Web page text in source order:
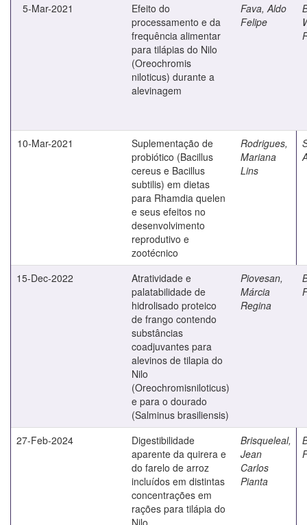
5-Mar-2021
Efeito do
processamento e da
frequência alimentar
para tilápias do Nilo
(Oreochromis
niloticus) durante a
alevinagem
Fava, Aldo
Felipe
10-Mar-2021
Suplementação de
probiótico (Bacillus
cereus e Bacillus
subtilis) em dietas
para Rhamdia quelen
e seus efeitos no
desenvolvimento
reprodutivo e
zootécnico
Rodrigues,
Mariana
Lins
15-Dec-2022
Atratividade e
palatabilidade de
hidrolisado proteico
de frango contendo
substâncias
coadjuvantes para
alevinos de tilapia do
Nilo
(Oreochromisniloticus)
e para o dourado
(Salminus brasiliensis)
Piovesan,
Márcia
Regina
27-Feb-2024
Digestibilidade
aparente da quirera e
do farelo de arroz
incluídos em distintas
concentrações em
rações para tilápia do
Nilo
Brisqueleal,
Jean
Carlos
Pianta